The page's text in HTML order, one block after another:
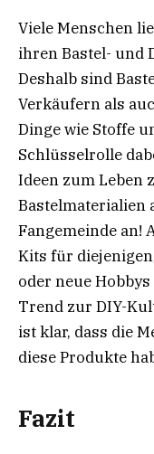
Viele Menschen
ihren Bastel- und
Deshalb sind
Verkäufern als
Dinge wie Stoffe
Schlüsselrolle
Ideen zum Leben
Bastelmaterialien
Fangemeinde an!
Kits für
oder neue
Trend zur DIY-
ist klar, dass die
diese Produkte
Fazit